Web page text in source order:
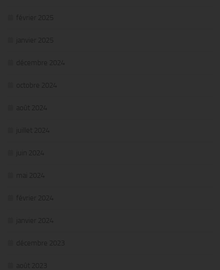
février 2025
janvier 2025
décembre 2024
octobre 2024
août 2024
juillet 2024
juin 2024
mai 2024
février 2024
janvier 2024
décembre 2023
août 2023